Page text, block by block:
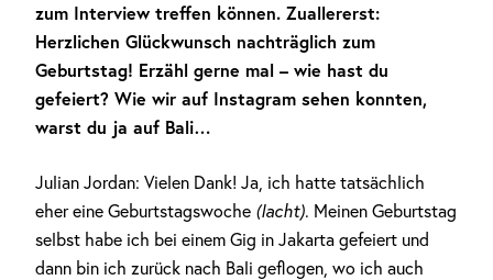
zum Interview treffen können. Zuallererst:
Herzlichen Glückwunsch nachträglich zum
Geburtstag! Erzähl gerne mal – wie hast du
gefeiert? Wie wir auf Instagram sehen konnten,
warst du ja auf Bali…
Julian Jordan: Vielen Dank! Ja, ich hatte tatsächlich
eher eine Geburtstagswoche (lacht). Meinen Geburtstag
selbst habe ich bei einem Gig in Jakarta gefeiert und
dann bin ich zurück nach Bali geflogen, wo ich auch